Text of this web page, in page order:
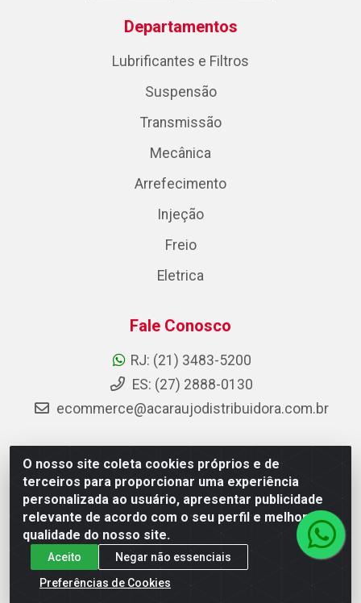
O nosso site coleta cookies próprios e de
terceiros para proporcionar uma experiência
personalizada ao usuário, apresentar publicidade
relevante de acordo com o seu perfil e melhorar a
qualidade do nosso site.
Aceito
Negar não essenciais
Preferências de Cookies
Departamentos
Lubrificantes e Filtros
Suspensão
Transmissão
Mecânica
Arrefecimento
Injeção
Freio
Eletrica
Fale Conosco
RJ: (21) 3483-5200
ES: (27) 2888-0130
ecommerce@acaraujodistribuidora.com.br
AC Araujo Distribuidora - Rua Carneiro de Campos, 42 -
São Cristóvão, Rio de Janeiro/RJ - CEP 20.920-410 -
CNPJ 08.744.753/0003-85